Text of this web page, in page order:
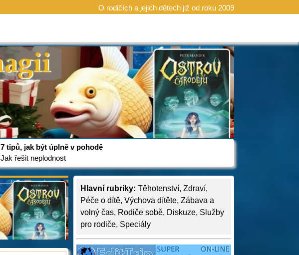
O rodičích a jejich dětech již od roku 2009
7 tipů, jak být úplně v pohodě
Jak řešit neplodnost
Hlavní rubriky: Těhotenství, Zdraví,
Péče o dítě, Výchova dítěte, Zábava a
volný čas, Rodiče sobě, Diskuze, Služby
pro rodiče, Speciály